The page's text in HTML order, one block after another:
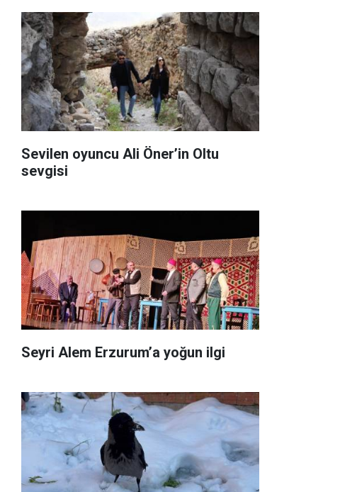
Sevilen oyuncu Ali Öner’in Oltu
sevgisi
Seyri Alem Erzurum’a yoğun ilgi